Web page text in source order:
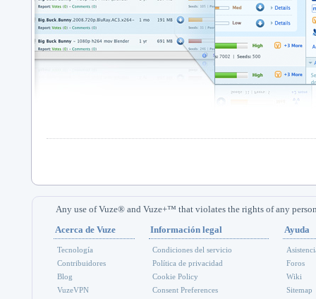
Any use of Vuze® and Vuze+™ that violates the rights of any
Acerca de Vuze
Tecnología
Contribuidores
Blog
VuzeVPN
Información legal
Condiciones del servicio
Política de privacidad
Cookie Policy
Consent Preferences
Ayuda
Foros
Wiki
Sitemap